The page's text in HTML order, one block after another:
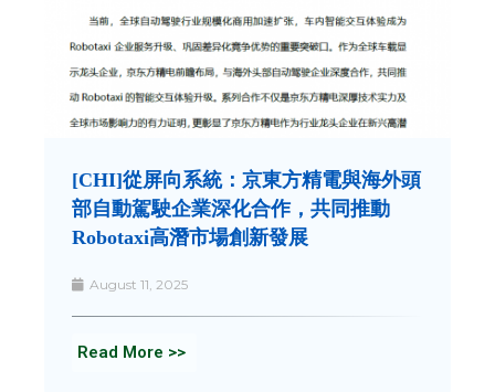
[CHI]從屏向系統：京東方精電與海外頭
部自動駕駛企業深化合作，共同推動
Robotaxi高潛市場創新發展
August 11, 2025
Read More >>